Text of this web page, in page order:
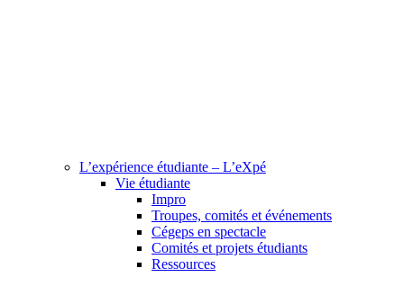
L’expérience étudiante – L’eXpé
Vie étudiante
Impro
Troupes, comités et événements
Cégeps en spectacle
Comités et projets étudiants
Ressources